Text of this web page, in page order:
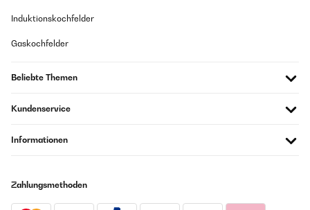
Induktionskochfelder
Gaskochfelder
Beliebte Themen
Kundenservice
Informationen
Zahlungsmethoden